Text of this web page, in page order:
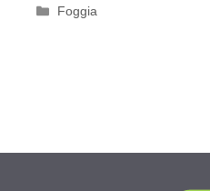
Categorie
Foggia